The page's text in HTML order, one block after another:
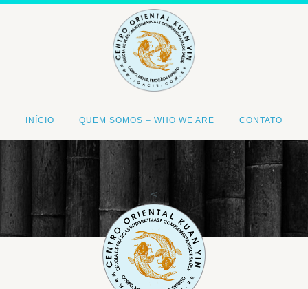
INÍCIO QUEM SOMOS – WHO WE ARE CONTATO
<